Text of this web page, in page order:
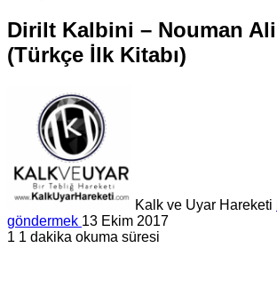
Dirilt Kalbini – Nouman
(Türkçe İlk Kitabı)
Kalk ve Uyar Hareketi
göndermek 13 Ekim 2017
1 1 dakika okuma süresi